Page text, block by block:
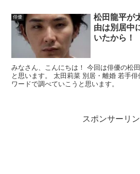
俳優
松田龍平が
由は別居中
いたから！
みなさん、こんにちは！ 今回は俳優の松
と思います。 太田莉菜 別居・離婚 若手
ワードで調べていこうと思います。
スポンサーリ